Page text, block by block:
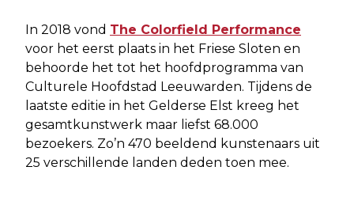
In 2018 vond The Colorfield Performance
voor het eerst plaats in het Friese Sloten en
behoorde het tot het hoofdprogramma van
Culturele Hoofdstad Leeuwarden. Tijdens de
laatste editie in het Gelderse Elst kreeg het
gesamtkunstwerk maar liefst 68.000
bezoekers. Zo’n 470 beeldend kunstenaars uit
25 verschillende landen deden toen mee.